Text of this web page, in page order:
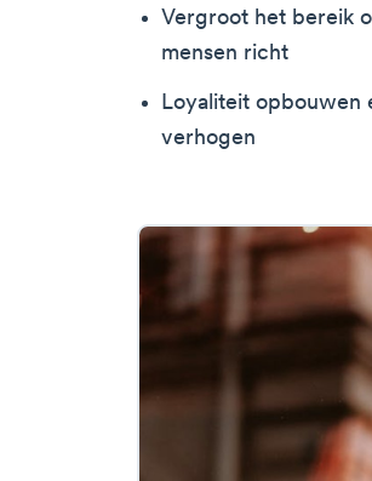
Vergroot het bereik
mensen richt
Loyaliteit opbouwen
verhogen